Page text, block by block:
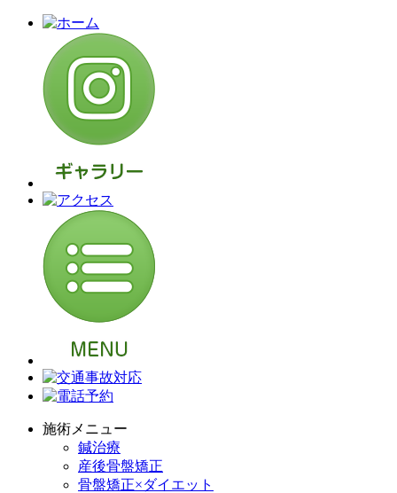
施術メニュー
鍼治療
産後骨盤矯正
骨盤矯正×ダイエット